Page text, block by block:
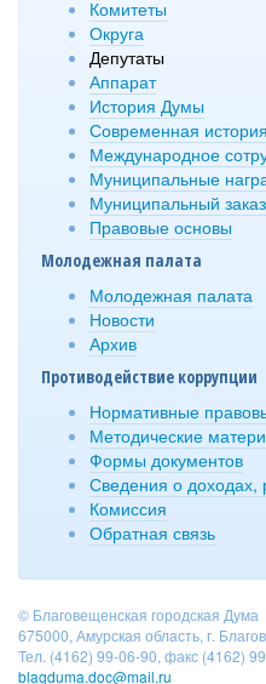
Комитеты
Округа
Депутаты
Аппарат
История Думы
Современная
Международное
Муниципальные
Муниципальный заказ
Правовые основы
Молодежная палата
Молодежная палата
Новости
Архив
Противодействие коррупции
Нормативные
Методические
Формы документов
Сведения о доходах,
Комиссия
Обратная связь
© Благовещенская городская Дума
675000, Амурская область, г.
Тел. (4162) 99-06-90, факс (4162)
blagduma.doc@mail.ru